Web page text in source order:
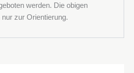
werden. Die obigen
nur zur Orientierung.